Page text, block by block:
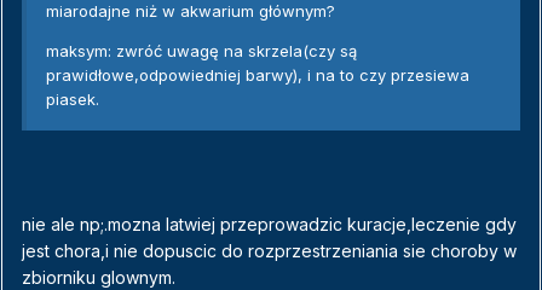
miarodajne niż w akwarium głównym?
maksym: zwróć uwagę na skrzela(czy są
prawidłowe,odpowiedniej barwy), i na to czy przesiewa
piasek.
nie ale np;.mozna latwiej przeprowadzic kuracje,leczenie gdy
jest chora,i nie dopuscic do rozprzestrzeniania sie choroby w
zbiorniku glownym.